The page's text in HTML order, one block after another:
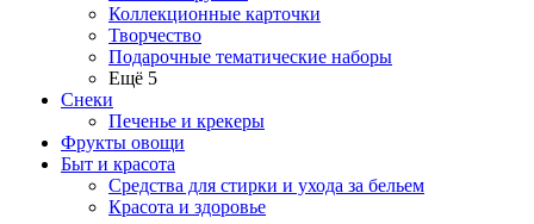
Коллекционные карточки
Творчество
Подарочные тематические наборы
Ещё 5
Снеки
Печенье и крекеры
Фрукты овощи
Быт и красота
Средства для стирки и ухода за бельем
Красота и здоровье